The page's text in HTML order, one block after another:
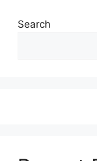
Search